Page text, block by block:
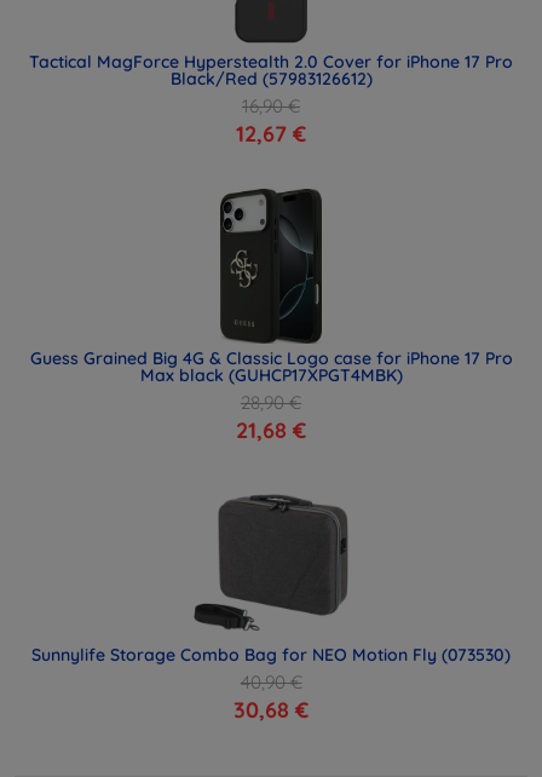
Tactical MagForce Hyperstealth 2.0 Cover for iPhone 17 Pro
Black/Red (57983126612)
16,90 €
12,67 €
Guess Grained Big 4G & Classic Logo case for iPhone 17 Pro
Max black (GUHCP17XPGT4MBK)
28,90 €
21,68 €
Sunnylife Storage Combo Bag for NEO Motion Fly (073530)
40,90 €
30,68 €